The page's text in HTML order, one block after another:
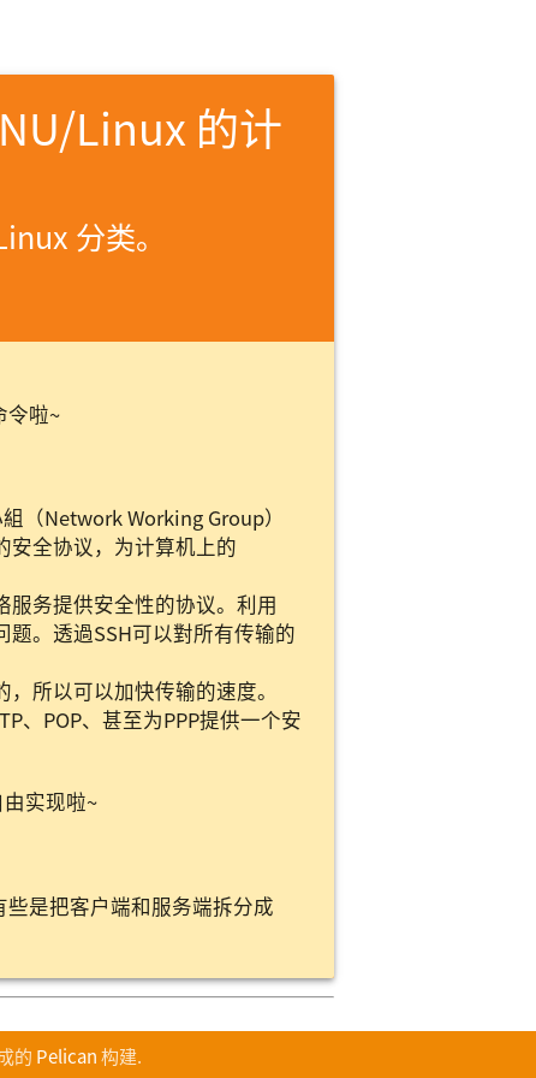
Linux 的计
分类。
令啦~
（Network Working Group）
安全协议，为计算机上的
服务提供安全性的协议。利用
。透過SSH可以對所有传输的
所以可以加快传输的速度。
、POP、甚至为PPP提供一个安
实现啦~
是把客户端和服务端拆分成
的 Pelican构建.